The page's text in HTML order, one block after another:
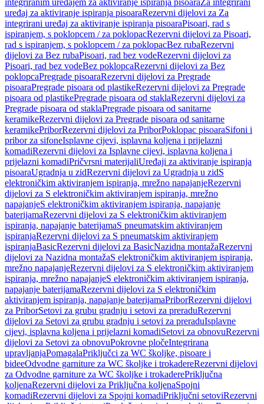
integriranim uređajem za aktiviranje ispiranja pisoaraZa integrirani
uređaj za aktiviranje ispiranja pisoaraRezervni dijelovi za Za
integrirani uređaj za aktiviranje ispiranja pisoaraPisoari, rad s
ispiranjem, s poklopcem / za poklopacRezervni dijelovi za Pisoari,
rad s ispiranjem, s poklopcem / za poklopacBez rubaRezervni
dijelovi za Bez rubaPisoari, rad bez vodeRezervni dijelovi za
Pisoari, rad bez vodeBez poklopcaRezervni dijelovi za Bez
poklopcaPregrade pisoaraRezervni dijelovi za Pregrade
pisoaraPregrade pisoara od plastikeRezervni dijelovi za Pregrade
pisoara od plastikePregrade pisoara od staklaRezervni dijelovi za
Pregrade pisoara od staklaPregrade pisoara od sanitarne
keramikeRezervni dijelovi za Pregrade pisoara od sanitarne
keramikePriborRezervni dijelovi za PriborPoklopac pisoaraSifoni i
pribor za sifoneIsplavne cijevi, isplavna koljena i prijelazni
komadiRezervni dijelovi za Isplavne cijevi, isplavna koljena i
prijelazni komadiPričvrsni materijaliUređaji za aktiviranje ispiranja
pisoaraUgradnja u zidRezervni dijelovi za Ugradnja u zidS
elektroničkim aktiviranjem ispiranja, mrežno napajanjeRezervni
dijelovi za S elektroničkim aktiviranjem ispiranja, mrežno
napajanjeS elektroničkim aktiviranjem ispiranja, napajanje
baterijamaRezervni dijelovi za S elektroničkim aktiviranjem
ispiranja, napajanje baterijamaS pneumatskim aktiviranjem
ispiranjaRezervni dijelovi za S pneumatskim aktiviranjem
ispiranjaBasicRezervni dijelovi za BasicNazidna montažaRezervni
dijelovi za Nazidna montažaS elektroničkim aktiviranjem ispiranja,
mrežno napajanjeRezervni dijelovi za S elektroničkim aktiviranjem
ispiranja, mrežno napajanjeS elektroničkim aktiviranjem ispiranja,
napajanje baterijamaRezervni dijelovi za S elektroničkim
aktiviranjem ispiranja, napajanje baterijamaPriborRezervni dijelovi
za PriborSetovi za grubu gradnju i setovi za preraduRezervni
dijelovi za Setovi za grubu gradnju i setovi za preraduIsplavne
cijevi, isplavna koljena i prijelazni komadiSetovi za obnovuRezervni
dijelovi za Setovi za obnovuPokrovne pločeIntegrirana
upravljanjaPomagalaPriključci za WC školjke, pisoare i
bideeOdvodne garniture za WC školjke i trokadereRezervni dijelovi
za Odvodne garniture za WC školjke i trokaderePriključna
koljenaRezervni dijelovi za Priključna koljenaSpojni
komadiRezervni dijelovi za Spojni komadiPriključni setoviRezervni